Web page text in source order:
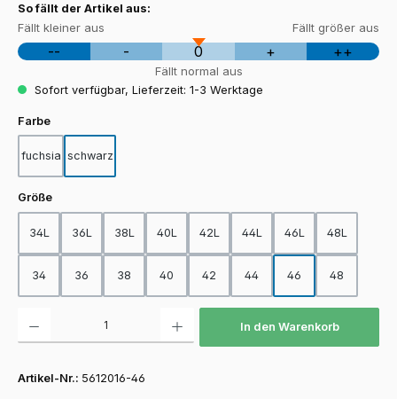
So fällt der Artikel aus:
Fällt kleiner aus Fällt größer aus
-- - 0 + ++
Fällt normal aus
Sofort verfügbar, Lieferzeit: 1-3 Werktage
Farbeauswählen
fuchsia schwarz
Größeauswählen
34L 36L 38L 40L 42L 44L 46L 48L
34 36 38 40 42 44 46 48
In den Warenkorb
Artikel-Nr.: 5612016-46